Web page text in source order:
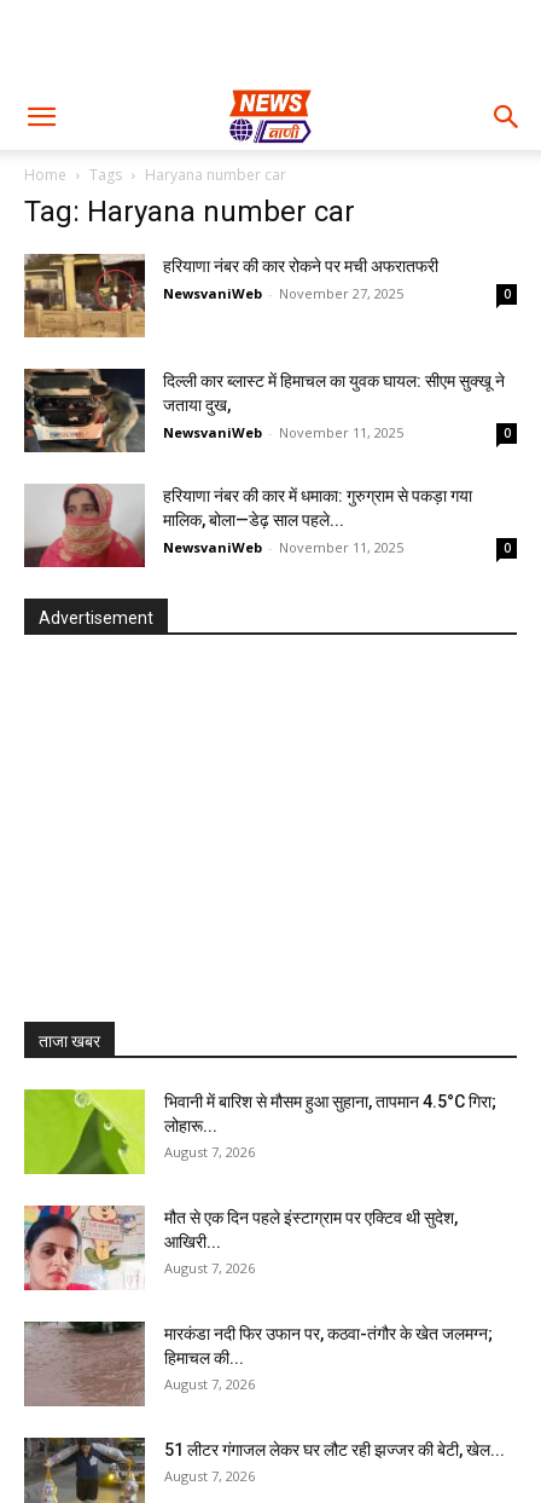
Home Tags Haryana number car
Tag: Haryana number car
हरियाणा नंबर की कार रोकने पर मची अफरातफरी
NewsvaniWeb - November 27, 2025 0
दिल्ली कार ब्लास्ट में हिमाचल का युवक घायल: सीएम सुक्खू ने
जताया दुख,
NewsvaniWeb - November 11, 2025 0
हरियाणा नंबर की कार में धमाका: गुरुग्राम से पकड़ा गया
मालिक, बोला—डेढ़ साल पहले...
NewsvaniWeb - November 11, 2025 0
Advertisement
ताजा खबर
भिवानी में बारिश से मौसम हुआ सुहाना, तापमान 4.5°C गिरा;
लोहारू...
August 7, 2026
मौत से एक दिन पहले इंस्टाग्राम पर एक्टिव थी सुदेश,
आखिरी...
August 7, 2026
मारकंडा नदी फिर उफान पर, कठवा-तंगौर के खेत जलमग्न;
हिमाचल की...
August 7, 2026
51 लीटर गंगाजल लेकर घर लौट रही झज्जर की बेटी, खेल...
August 7, 2026